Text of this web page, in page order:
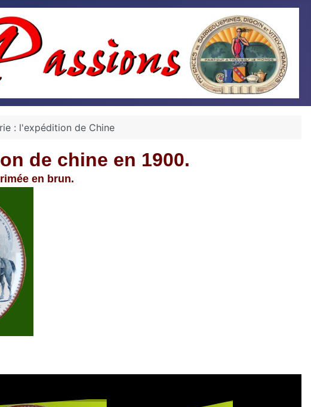
: l'expédition de Chine
de chine en 1900.
en brun.